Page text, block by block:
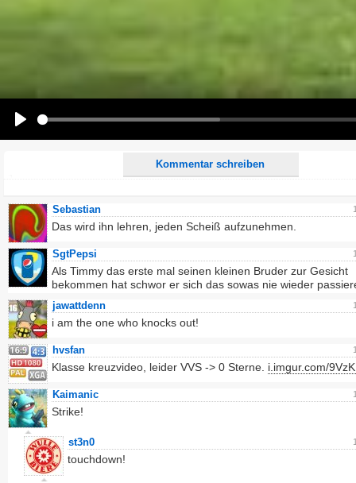
Kommentar schreiben
Alle HTML-Tags außer <br>, <strike> und <i> werden aus Deinem Kommentar entfernt.
Ich möchte eine E-Mail, wenn auf dieser Seite weitere Kommentare erscheinen.
Sebastian
Das wird ihn lehren, jeden Scheiß aufzunehmen.
SgtPepsi
Als Timmy das erste mal seinen kleinen Bruder zur Gesicht
bekommen hat schwor er sich das sowas nie wieder
jawattdenn
i am the one who knocks out!
hvsfan
Klasse kreuzvideo, leider VVS -> 0 Sterne. i.imgur.com/
Kaimanic
Strike!
st3n0
touchdown!